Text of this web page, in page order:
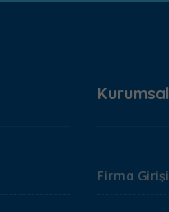
Kurumsal
Firma Girişi